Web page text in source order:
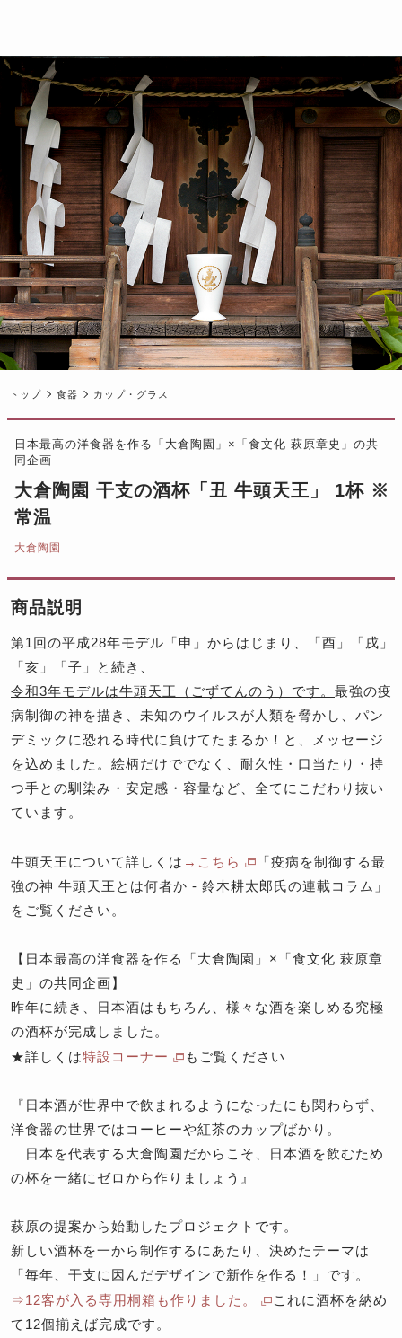
トップ 食器 カップ・グラス
日本最高の洋食器を作る「大倉陶園」×「食文化 萩原章史」の共
同企画
大倉陶園 干支の酒杯「丑 牛頭天王」 1杯 ※
常温
大倉陶園
商品説明
第1回の平成28年モデル「申」からはじまり、「酉」「戌」
「亥」「子」と続き、
令和3年モデルは牛頭天王（ごずてんのう）です。 最強の疫
病制御の神を描き、未知のウイルスが人類を脅かし、パン
デミックに恐れる時代に負けてたまるか！と、メッセージ
を込めました。絵柄だけででなく、耐久性・口当たり・持
つ手との馴染み・安定感・容量など、全てにこだわり抜い
ています。
牛頭天王について詳しくは →こちら
「疫病を制御する最
強の神 牛頭天王とは何者か ‐ 鈴木耕太郎氏の連載コラム」
をご覧ください。
【日本最高の洋食器を作る「大倉陶園」×「食文化 萩原章
史」の共同企画】
昨年に続き、日本酒はもちろん、様々な酒を楽しめる究極
の酒杯が完成しました。
★詳しくは特設コーナー もご覧ください
『日本酒が世界中で飲まれるようになったにも関わらず、
洋食器の世界ではコーヒーや紅茶のカップばかり。
日本を代表する大倉陶園だからこそ、日本酒を飲むため
の杯を一緒にゼロから作りましょう』
萩原の提案から始動したプロジェクトです。
新しい酒杯を一から制作するにあたり、決めたテーマは
「毎年、干支に因んだデザインで新作を作る！」です。
⇒12客が入る専用桐箱も作りました。
これに酒杯を納め
て12個揃えば完成です。